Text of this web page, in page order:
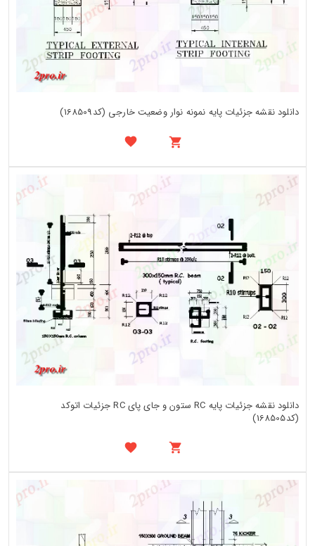
دانلود نقشه جزئیات پایه نمونه نوار وضعیت خارجی (کد168509)
دانلود نقشه جزئیات پایه RC ستون و جای پای RC جزئیات اتوکد
(کد168505)